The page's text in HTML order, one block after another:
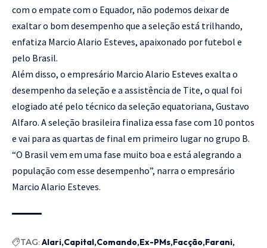
com o empate com o Equador, não podemos deixar de
exaltar o bom desempenho que a seleção está trilhando,
enfatiza Marcio Alario Esteves, apaixonado por futebol e
pelo Brasil.
Além disso, o empresário Marcio Alario Esteves exalta o
desempenho da seleção e a assistência de Tite, o qual foi
elogiado até pelo técnico da seleção equatoriana, Gustavo
Alfaro. A seleção brasileira finaliza essa fase com 10 pontos
e vai para as quartas de final em primeiro lugar no grupo B.
“O Brasil vem em uma fase muito boa e está alegrando a
população com esse desempenho”, narra o empresário
Marcio Alario Esteves.
TAG:Alari Capital Comando Ex-PMs Facção Farani